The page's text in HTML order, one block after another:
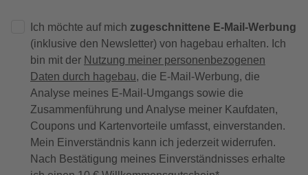
Ich möchte auf mich zugeschnittene E-Mail-Werbung
(inklusive den Newsletter) von hagebau erhalten. Ich
bin mit der Nutzung meiner personenbezogenen
Daten durch hagebau, die E-Mail-Werbung, die
Analyse meines E-Mail-Umgangs sowie die
Zusammenführung und Analyse meiner Kaufdaten,
Coupons und Kartenvorteile umfasst, einverstanden.
Mein Einverständnis kann ich jederzeit widerrufen.
Nach Bestätigung meines Einverständnisses erhalte